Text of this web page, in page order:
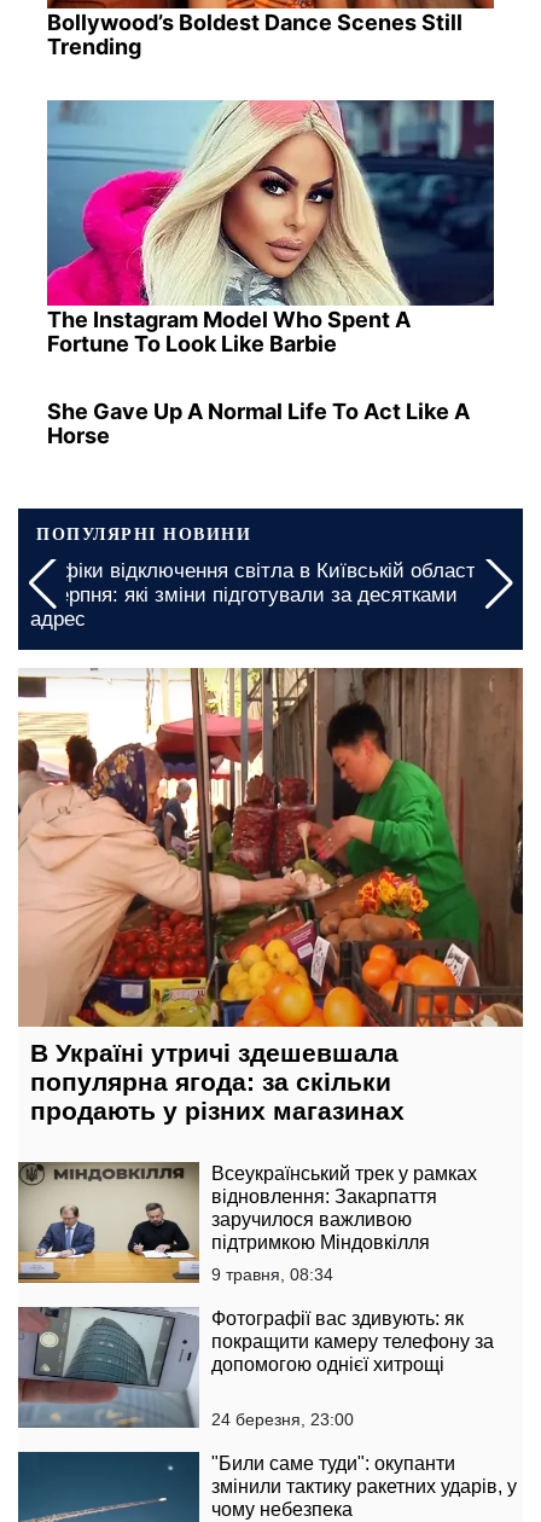
Bollywood’s Boldest Dance Scenes Still
Trending
The Instagram Model Who Spent A
Fortune To Look Like Barbie
She Gave Up A Normal Life To Act Like A
Horse
ПОПУЛЯРНІ НОВИНИ
У Кіровоградській області буде складний день:
введено багатогодинні графіки відключення світла
на 5 та 6 серпня
12 травня, 21:00
В Україні утричі здешевшала
популярна ягода: за скільки
продають у різних магазинах
Всеукраїнський трек у рамках
відновлення: Закарпаття
заручилося важливою
підтримкою Міндовкілля
9 травня, 08:34
Фотографії вас здивують: як
покращити камеру телефону за
допомогою однієї хитрощі
24 березня, 23:00
"Били саме туди": окупанти
змінили тактику ракетних ударів, у
чому небезпека